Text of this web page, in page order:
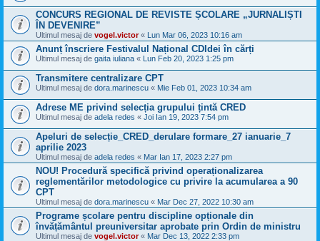
CONCURS REGIONAL DE REVISTE ȘCOLARE „JURNALIȘTI
ÎN DEVENIRE”
Ultimul mesaj de vogel.victor« Lun Mar 06, 2023 10:16 am
Anunț înscriere Festivalul Național CDIdei în cărți
Ultimul mesaj de gaita iuliana « Lun Feb 20, 2023 1:25 pm
Transmitere centralizare CPT
Ultimul mesaj de dora.marinescu « Mie Feb 01, 2023 10:34 am
Adrese ME privind selecția grupului țintă CRED
Ultimul mesaj de adela redes « Joi Ian 19, 2023 7:54 pm
Apeluri de selecție_CRED_derulare formare_27 ianuarie_7
aprilie 2023
Ultimul mesaj de adela redes « Mar Ian 17, 2023 2:27 pm
NOU! Procedură specifică privind operaționalizarea
reglementărilor metodologice cu privire la acumularea a 90
CPT
Ultimul mesaj de dora.marinescu « Mar Dec 27, 2022 10:30 am
Programe școlare pentru discipline opționale din
învățământul preuniversitar aprobate prin Ordin de ministru
Ultimul mesaj de vogel.victor« Mar Dec 13, 2022 2:33 pm